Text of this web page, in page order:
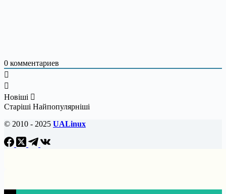
0 комментариев
Новіші
Старіші Найпопулярніші
© 2010 - 2025 UALinux